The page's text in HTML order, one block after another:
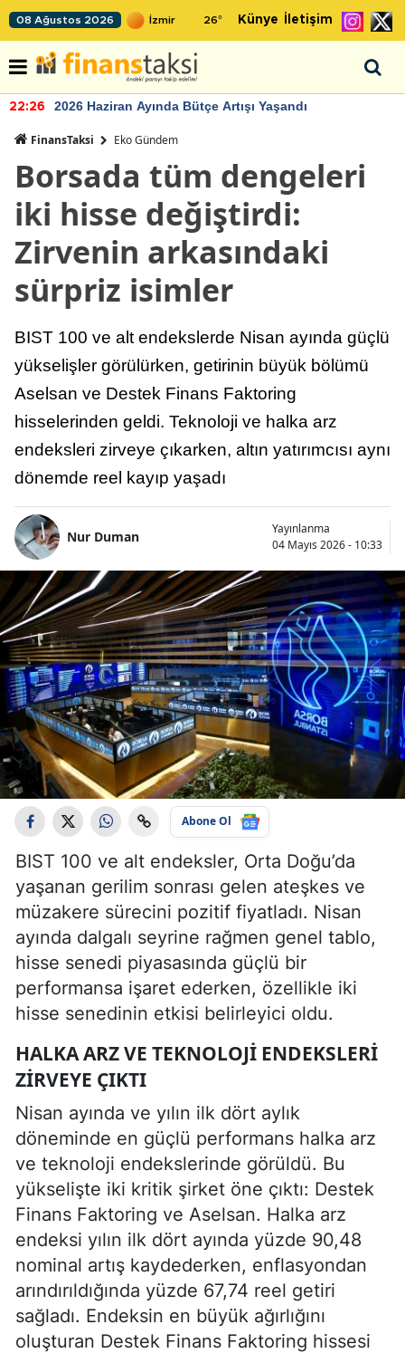
08 Ağustos 2026 26° Künye İletişim
22:26 2026 Haziran Ayında Bütçe Artışı Yaşandı
FinansTaksi Eko Gündem
Borsada tüm dengeleri
iki hisse değiştirdi:
Zirvenin arkasındaki
sürpriz isimler
BIST 100 ve alt endekslerde Nisan ayında güçlü
yükselişler görülürken, getirinin büyük bölümü
Aselsan ve Destek Finans Faktoring
hisselerinden geldi. Teknoloji ve halka arz
endeksleri zirveye çıkarken, altın yatırımcısı aynı
dönemde reel kayıp yaşadı
Nur Duman
Yayınlanma
04 Mayıs 2026 - 10:33
Abone Ol
BIST 100 ve alt endeksler, Orta Doğu’da
yaşanan gerilim sonrası gelen ateşkes ve
müzakere sürecini pozitif fiyatladı. Nisan
ayında dalgalı seyrine rağmen genel tablo,
hisse senedi piyasasında güçlü bir
performansa işaret ederken, özellikle iki
hisse senedinin etkisi belirleyici oldu.
HALKA ARZ VE TEKNOLOJI ENDEKSLERI
ZIRVEYE ÇIKTI
Nisan ayında ve yılın ilk dört aylık
döneminde en güçlü performans halka arz
ve teknoloji endekslerinde görüldü. Bu
yükselişte iki kritik şirket öne çıktı: Destek
Finans Faktoring ve Aselsan. Halka arz
endeksi yılın ilk dört ayında yüzde 90,48
nominal artış kaydederken, enflasyondan
arındırıldığında yüzde 67,74 reel getiri
sağladı. Endeksin en büyük ağırlığını
oluşturan Destek Finans Faktoring hissesi